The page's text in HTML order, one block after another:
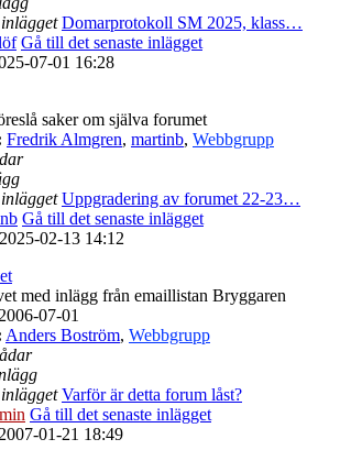
Domarprotokoll SM 2025, klass…
Gå till det senaste inlägget
07-01 16:28
saker om själva forumet
Fredrik Almgren, martinb, Webbgrupp
Uppgradering av forumet 22-23…
Gå till det senaste inlägget
02-13 14:12
med inlägg från emaillistan Bryggaren
07-01
Anders Boström, Webbgrupp
Varför är detta forum låst?
Gå till det senaste inlägget
01-21 18:49